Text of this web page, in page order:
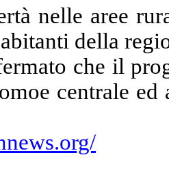
nelle aree
della
che il
centrale